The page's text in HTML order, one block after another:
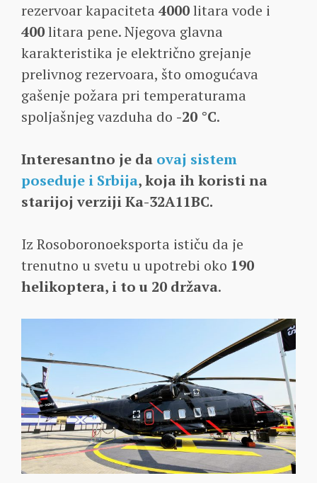
rezervoar kapaciteta 4000litara vode i
400litara pene. Njegova glavna
karakteristika je električno grejanje
prelivnog rezervoara, što omogućava
gašenje požara pri temperaturama
spoljašnjeg vazduha do -20 °C.
Interesantno je da ovaj sistem
poseduje i Srbija, koja ih koristi na
starijoj verziji Ka-32A11BC.
Iz Rosoboronoeksporta ističu da je
trenutno u svetu u upotrebi oko 190
helikoptera, i to u 20 država.